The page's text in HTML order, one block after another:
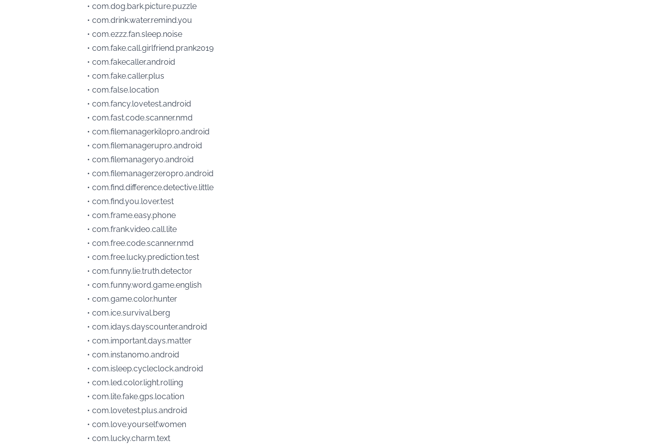
• com.dog.bark.picture.puzzle
• com.drink.water.remind.you
• com.ezzz.fan.sleep.noise
• com.fake.call.girlfriend.prank2019
• com.fakecaller.android
• com.fake.caller.plus
• com.false.location
• com.fancy.lovetest.android
• com.fast.code.scanner.nmd
• com.filemanagerkilopro.android
• com.filemanagerupro.android
• com.filemanageryo.android
• com.filemanagerzeropro.android
• com.find.difference.detective.little
• com.find.you.lover.test
• com.frame.easy.phone
• com.frank.video.call.lite
• com.free.code.scanner.nmd
• com.free.lucky.prediction.test
• com.funny.lie.truth.detector
• com.funny.word.game.english
• com.game.color.hunter
• com.ice.survival.berg
• com.idays.dayscounter.android
• com.important.days.matter
• com.instanomo.android
• com.isleep.cycleclock.android
• com.led.color.light.rolling
• com.lite.fake.gps.location
• com.lovetest.plus.android
• com.love.yourself.women
• com.lucky.charm.text